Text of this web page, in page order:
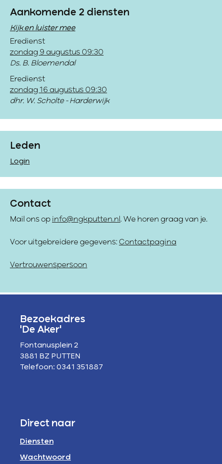
Aankomende 2 diensten
Kijk en luister mee
Eredienst
zondag 9 augustus 09:30
Ds. B. Bloemendal
Eredienst
zondag 16 augustus 09:30
dhr. W. Scholte - Harderwijk
Leden
Login
Contact
Mail ons op info@ngkputten.nl . We horen graag van je.
Voor uitgebreidere gegevens: Contactpagina
Vertrouwenspersoon
Bezoekadres
'De Aker'
Fontanusplein 2
3881 BZ PUTTEN
Telefoon: 0341 351887
Direct naar
Diensten
Wachtwoord